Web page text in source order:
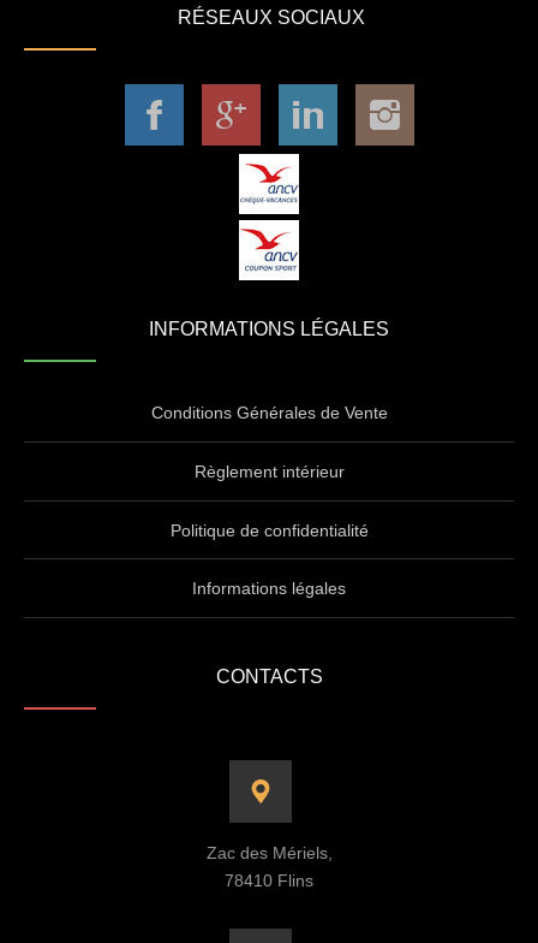
RÉSEAUX SOCIAUX
INFORMATIONS LÉGALES
Conditions Générales de Vente
Règlement intérieur
Politique de confidentialité
Informations légales
CONTACTS
Zac des Mériels,
78410 Flins